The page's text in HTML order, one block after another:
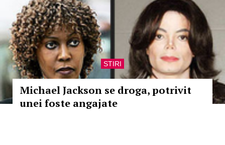
STIRI
Michael Jackson se droga, potrivit
unei foste angajate